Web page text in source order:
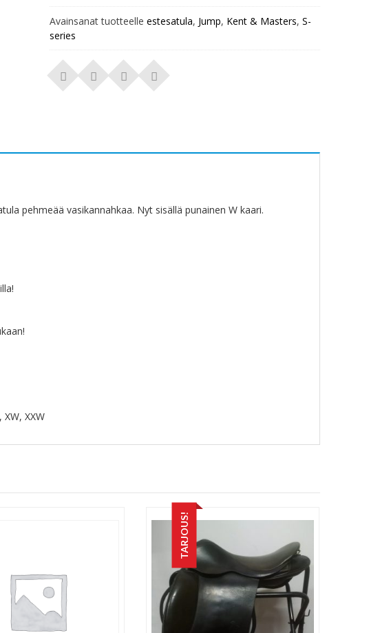
Avainsanat tuotteelle estesatula, Jump, Kent & Masters, S-
series
pehmeää vasikannahkaa. Nyt sisällä punainen W kaari.
XXW
TARJOUS!